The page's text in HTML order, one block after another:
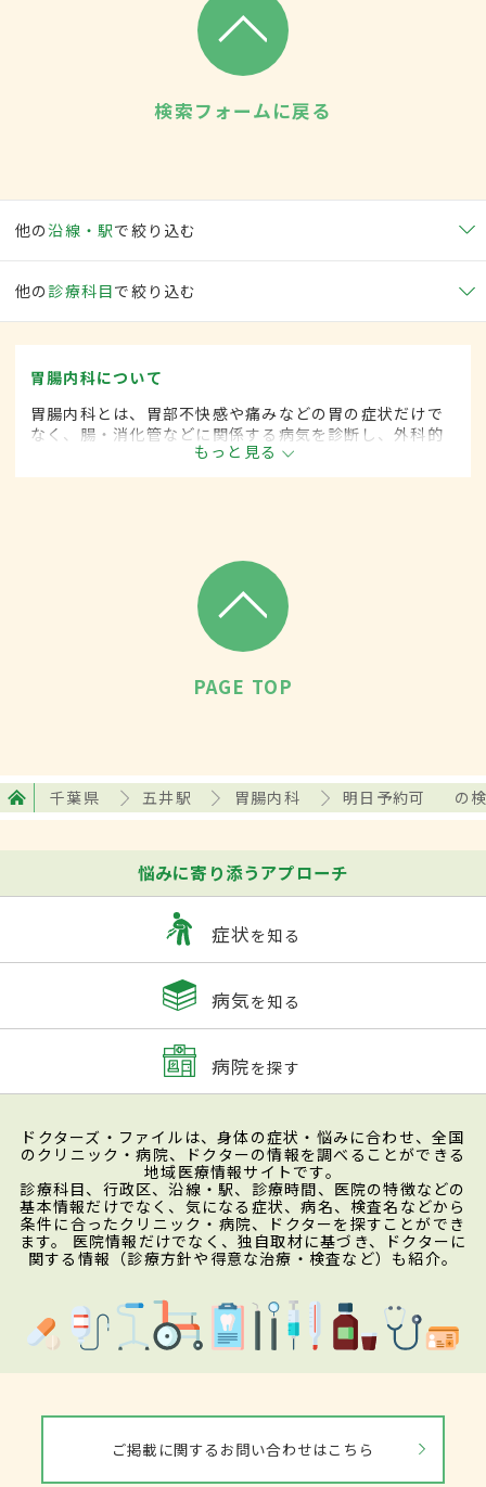
検索フォームに戻る
他の沿線・駅で絞り込む
他の 診療科目で絞り込む
胃腸内科について
胃腸内科とは、胃部不快感や痛みなどの胃の症状だけで
なく、腸・消化管などに関係する病気を診断し、外科的
処置によらずに治療する内科の一領域です。平成20年4
月の制度改正前は、胃腸科と呼ばれていました。
もっと見る
PAGE TOP
千葉県 五井駅 胃腸内科 明日予約可 の
悩みに寄り添うアプローチ
症状を知る
病気を知る
病院を探す
ドクターズ・ファイルは、身体の症状・悩みに合わせ、全国
のクリニック・病院、ドクターの情報を調べることができる
地域医療情報サイトです。
診療科目、行政区、沿線・駅、診療時間、医院の特徴などの
基本情報だけでなく、気になる症状、病名、検査名などから
条件に合ったクリニック・病院、ドクターを探すことができ
ます。 医院情報だけでなく、独自取材に基づき、ドクターに
関する情報（診療方針や得意な治療・検査など）も紹介。
ご掲載に関するお問い合わせはこちら